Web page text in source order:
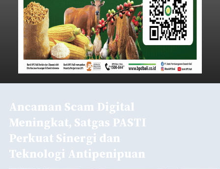
Ancaman Scam Digital
Meningkat, Satgas PASTI
Perkuat Sinergi dan
Teknologi Antipenipuan